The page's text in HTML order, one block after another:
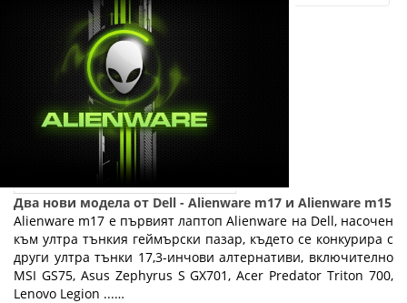
Два нови модела от Dell - Alienware m17 и Alienware m15
Alienware m17 е първият лаптоп Alienware на Dell, насочен
към ултра тънкия геймърски пазар, където се конкурира с
други ултра тънки 17,3-инчови алтернативи, включително
MSI GS75, Asus Zephyrus S GX701, Acer Predator Triton 700,
Lenovo Legion ...…